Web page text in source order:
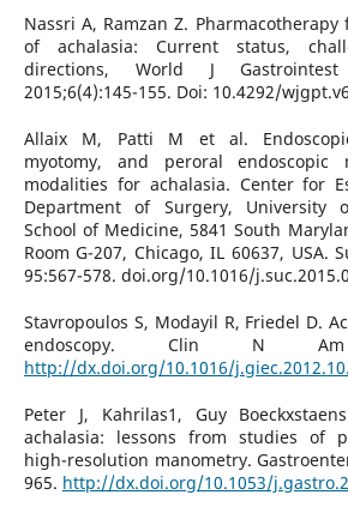
Nassri A, Ramzan Z.
of achalasia: Current status,
directions, World J
2015;6(4):145-155. Doi: 10.4292/
Allaix M, Patti M et al.
myotomy, and peroral endoscopic
modalities for achalasia. Center for
Department of Surgery, University
School of Medicine, 5841 South
Room G-207, Chicago, IL 60637, USA.
95:567-578. doi.org/10.1016/
Stavropoulos S, Modayil R, Friedel D.
endoscopy. Clin N Am
http://dx.doi.org/10.1016/
Peter J, Kahrilas1, Guy
achalasia: lessons from studies of
high-resolution manometry.
965. http://dx.doi.org/10.1053/